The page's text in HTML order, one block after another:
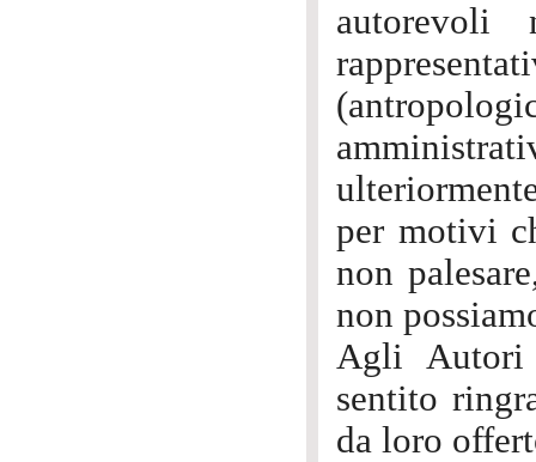
per motivi
non
non
Agli Autori
sentito
da loro